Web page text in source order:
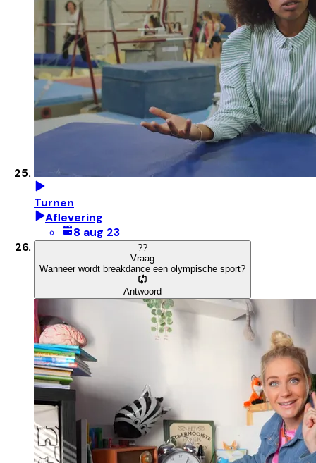
Turnen
Aflevering
8 aug 23
??
Vraag
Wanneer wordt breakdance een olympische sport?
Antwoord